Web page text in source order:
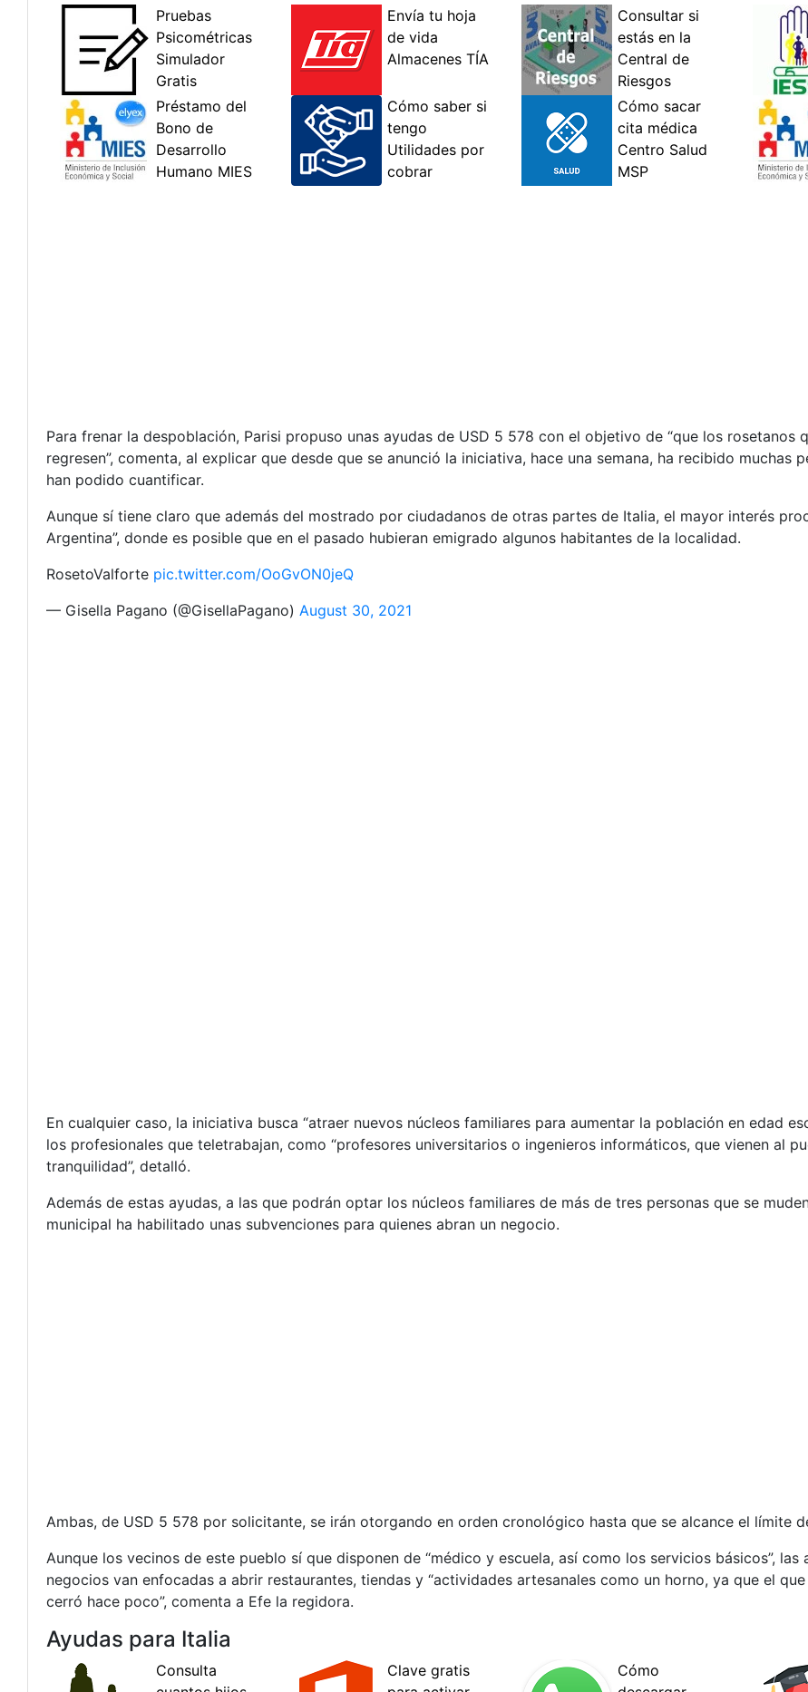
Para frenar la despoblación, Parisi propuso unas ayudas de USD 5 578 con el objetivo de “que los rosetanos
regresen”, comenta, al explicar que desde que se anunció la iniciativa, hace una semana, ha recibido muchas
han podido cuantificar.
Aunque sí tiene claro que además del mostrado por ciudadanos de otras partes de Italia, el mayor interés
Argentina”, donde es posible que en el pasado hubieran emigrado algunos habitantes de la localidad.
RosetoValforte pic.twitter.com/OoGvON0jeQ
— Gisella Pagano (@GisellaPagano) August 30, 2021
En cualquier caso, la iniciativa busca “atraer nuevos núcleos familiares para aumentar la población en edad
los profesionales que teletrabajan, como “profesores universitarios o ingenieros informáticos, que vienen al
tranquilidad”, detalló.
Además de estas ayudas, a las que podrán optar los núcleos familiares de más de tres personas que se
municipal ha habilitado unas subvenciones para quienes abran un negocio.
Ambas, de USD 5 578 por solicitante, se irán otorgando en orden cronológico hasta que se alcance el límite
Aunque los vecinos de este pueblo sí que disponen de “médico y escuela, así como los servicios básicos”, las
negocios van enfocadas a abrir restaurantes, tiendas y “actividades artesanales como un horno, ya que el
cerró hace poco”, comenta a Efe la regidora.
Ayudas para Italia